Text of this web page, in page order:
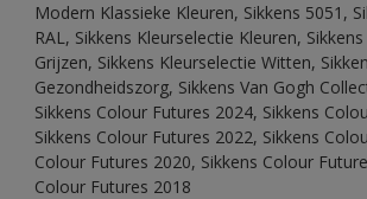
Modern Klassieke Kleuren, Sikkens 5051,
RAL, Sikkens Kleurselectie Kleuren,
Grijzen, Sikkens Kleurselectie Witten,
Gezondheidszorg, Sikkens Van Gogh
Sikkens Colour Futures 2024, Sikkens
Sikkens Colour Futures 2022, Sikkens
Colour Futures 2020, Sikkens Colour
Colour Futures 2018